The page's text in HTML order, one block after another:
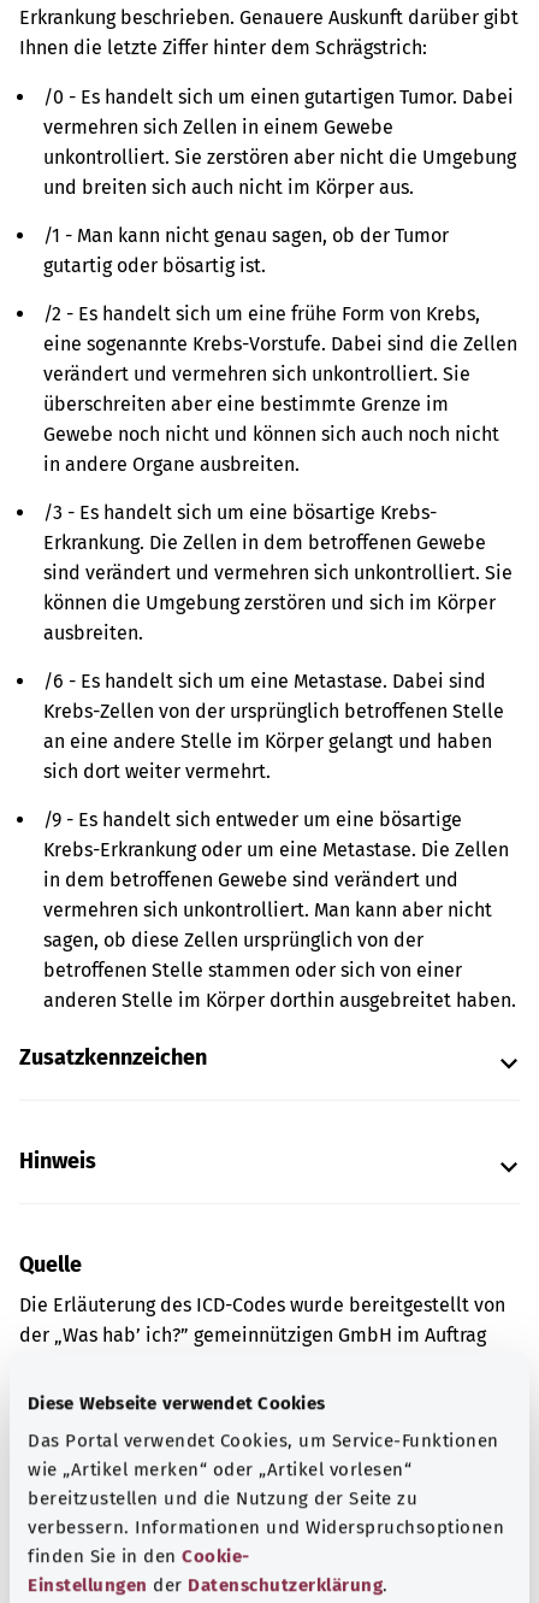
Diese Webseite verwendet Cookies
Das Portal verwendet Cookies, um Service-Funktionen
wie „Artikel merken“ oder „Artikel vorlesen“
bereitzustellen und die Nutzung der Seite zu
verbessern. Informationen und Widerspruchsoptionen
finden Sie in den Cookie-
Einstellungen der Datenschutzerklärung.
Erkrankung beschrieben. Genauere Auskunft darüber gibt
Ihnen die letzte Ziffer hinter dem Schrägstrich:
/0 - Es handelt sich um einen gutartigen Tumor. Dabei
vermehren sich Zellen in einem Gewebe
unkontrolliert. Sie zerstören aber nicht die Umgebung
und breiten sich auch nicht im Körper aus.
/1 - Man kann nicht genau sagen, ob der Tumor
gutartig oder bösartig ist.
/2 - Es handelt sich um eine frühe Form von Krebs,
eine sogenannte Krebs-Vorstufe. Dabei sind die Zellen
verändert und vermehren sich unkontrolliert. Sie
überschreiten aber eine bestimmte Grenze im
Gewebe noch nicht und können sich auch noch nicht
in andere Organe ausbreiten.
/3 - Es handelt sich um eine bösartige Krebs-
Erkrankung. Die Zellen in dem betroffenen Gewebe
sind verändert und vermehren sich unkontrolliert. Sie
können die Umgebung zerstören und sich im Körper
ausbreiten.
/6 - Es handelt sich um eine Metastase. Dabei sind
Krebs-Zellen von der ursprünglich betroffenen Stelle
an eine andere Stelle im Körper gelangt und haben
sich dort weiter vermehrt.
/9 - Es handelt sich entweder um eine bösartige
Krebs-Erkrankung oder um eine Metastase. Die Zellen
in dem betroffenen Gewebe sind verändert und
vermehren sich unkontrolliert. Man kann aber nicht
sagen, ob diese Zellen ursprünglich von der
betroffenen Stelle stammen oder sich von einer
anderen Stelle im Körper dorthin ausgebreitet haben.
Zusatzkennzeichen
Hinweis
Quelle
Die Erläuterung des ICD-Codes wurde bereitgestellt von
der „Was hab’ ich?” gemeinnützigen GmbH im Auftrag
Gut informiert
Weitere Artikel